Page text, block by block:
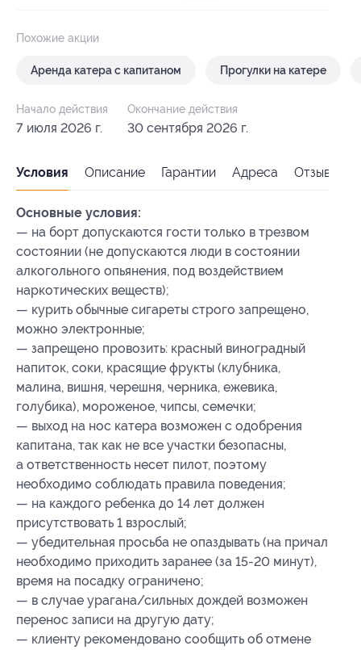
Похожие акции
Аренда катера с капитаном Прогулки на катере
Начало действия
7 июля 2026 г.
Окончание действия
30 сентября 2026 г.
Условия Описание Гарантии Адреса Отзывы
Основные условия:
— на борт допускаются гости только в трезвом
состоянии (не допускаются люди в состоянии
алкогольного опьянения, под воздействием
наркотических веществ);
— курить обычные сигареты строго запрещено,
можно электронные;
— запрещено провозить: красный виноградный
напиток, соки, красящие фрукты (клубника,
малина, вишня, черешня, черника, ежевика,
голубика), мороженое, чипсы, семечки;
— выход на нос катера возможен с одобрения
капитана, так как не все участки безопасны,
а ответственность несет пилот, поэтому
необходимо соблюдать правила поведения;
— на каждого ребенка до 14 лет должен
присутствовать 1 взрослый;
— убедительная просьба не опаздывать (на причал
необходимо приходить заранее (за 15-20 минут),
время на посадку ограничено;
— в случае урагана/сильных дождей возможен
перенос записи на другую дату;
— клиенту рекомендовано сообщить об отмене